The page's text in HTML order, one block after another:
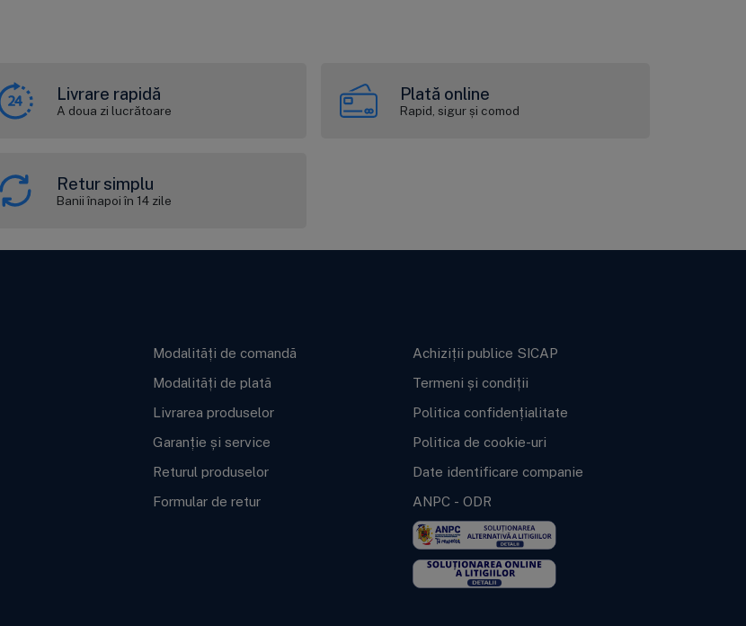
Livrare rapidă
A doua zi lucrătoare
Plată online
Rapid, sigur și comod
Retur simplu
Banii înapoi în 14 zile
Modalități de comandă
Modalități de plată
Livrarea produselor
Garanție și service
Returul produselor
Formular de retur
Achiziții publice SICAP
Termeni și condiții
Politica confidențialitate
Politica de cookie-uri
Date identificare companie
ANPC - ODR